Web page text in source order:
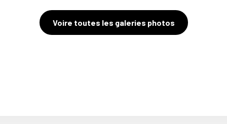
Voire toutes les galeries photos